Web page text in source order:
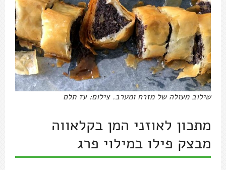
שילוב מעולה של מזרח ומערב. צילום: עז תלם
מתכון לאוזני המן בקלאווה
מבצק פילו במילוי פרג